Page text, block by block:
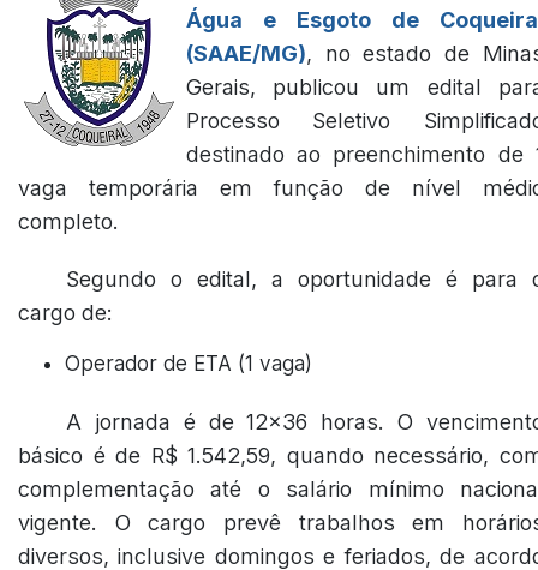
Água e Esgoto de
(SAAE/MG), no estado de
Gerais, publicou um edital
Processo Seletivo
destinado ao preenchimento de
vaga temporária em função de nível
completo.
Segundo o edital, a oportunidade é para
cargo de:
Operador de ETA (1 vaga)
A jornada é de 12x36 horas. O
básico é de R$ 1.542,59, quando necessário,
complementação até o salário mínimo
vigente. O cargo prevê trabalhos em
diversos, inclusive domingos e feriados, de